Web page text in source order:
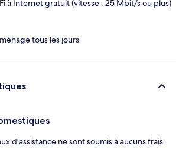
à Internet gratuit (vitesse : 25 Mbit/s ou plus)
tous les jours
d'assistance ne sont soumis à aucuns frais